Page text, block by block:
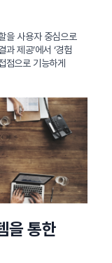
을 사용자 중심으로
제공’에서 ‘경험
점으로 기능하게
을 통한